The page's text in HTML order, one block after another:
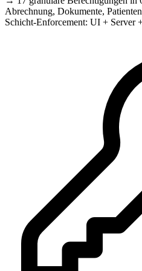
Abrechnung, Dokumente,
Schicht-Enforcement: UI + Server